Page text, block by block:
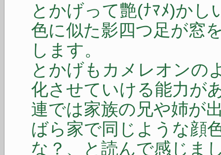
とかげって艶(ﾅﾏﾒ)か
色に似た影四つ足が窓
します。
とかげもカメレオンの
化させていける能力が
連では家族の兄や姉が
ばら家で同じような顔
な？、と読んで感じま